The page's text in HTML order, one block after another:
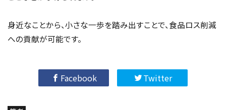
身近なことから、小さな一歩を踏み出すことで、食品ロス削減
への貢献が可能です。
Facebook Twitter